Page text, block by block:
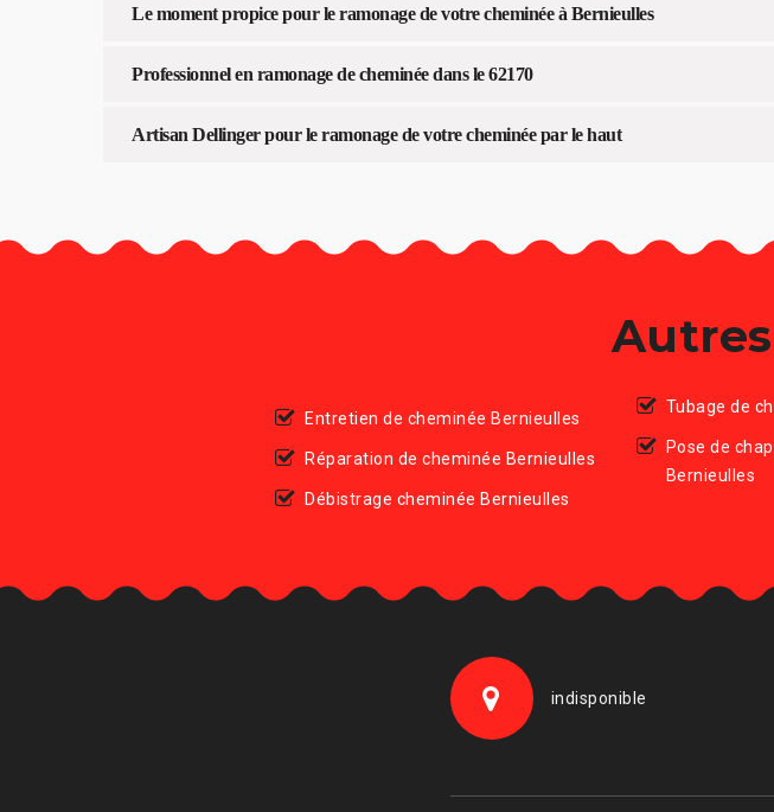
Le moment propice pour le ramonage de votre cheminée à Bernieulles
Professionnel en ramonage de cheminée dans le 62170
Artisan Dellinger pour le ramonage de votre cheminée par le haut
Entretien de cheminée Bernieulles
Réparation de cheminée Bernieulles
Débistrage cheminée Bernieulles
Tubage de
Pose de
Bernieulles
indisponible